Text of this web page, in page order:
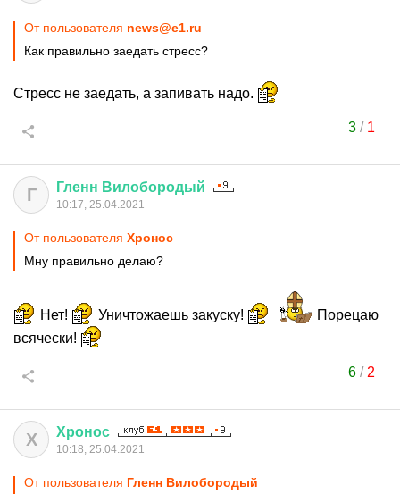
От пользователя news@e1.ru
Как правильно заедать стресс?
Стресс не заедать, а запивать надо.
3/ 1
Г Гленн Вилобородый
10:17, 25.04.2021
От пользователя Хронос
Мну правильно делаю?
Нет! Уничтожаешь закуску!
Порецаю
всячески!
6/ 2
Х Хронос
10:18, 25.04.2021
От пользователя Гленн Вилобородый